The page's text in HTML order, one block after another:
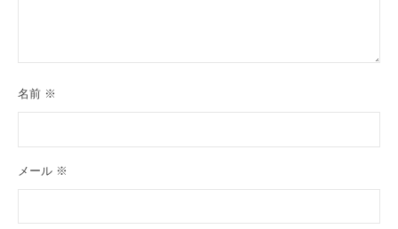
名前 ※
メール ※